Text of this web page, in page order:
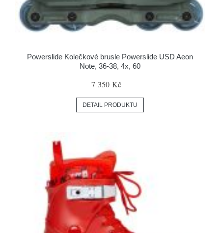
Powerslide Kolečkové brusle Powerslide USD Aeon
Note, 36-38, 4x, 60
7 350 Kč
DETAIL PRODUKTU